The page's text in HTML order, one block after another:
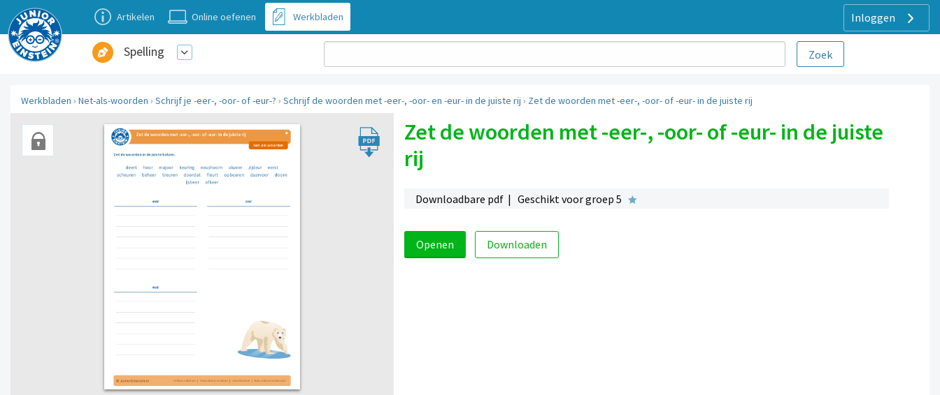
Inloggen
Artikelen Online oefenen Werkbladen
Spelling
Werkbladen › Net-als-woorden › Schrijf je -eer-, -oor- of -eur-? › Schrijf de woorden met -eer-, -oor- en -eur- in de juiste rij › Zet de woorden met -eer-, -oor- of -eur- in de juiste rij
Zet de woorden met -eer-, -oor- of -eur- in de juiste
rij
Downloadbare pdf | Geschikt voor groep 5
Openen Downloaden